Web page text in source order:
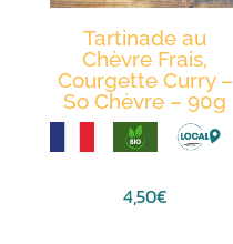
Tartinade au
Chèvre Frais,
Courgette Curry –
So Chèvre – 90g
4,50€